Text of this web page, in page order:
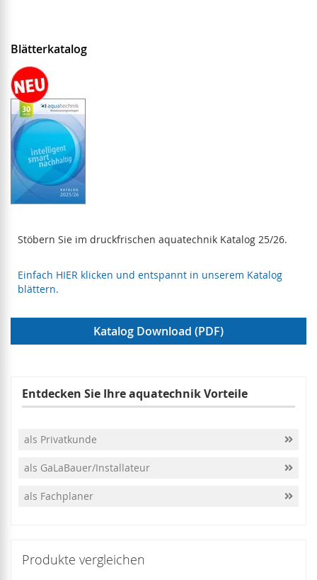
Blätterkatalog
Stöbern Sie im druckfrischen aquatechnik Katalog 25/26.
Einfach HIER klicken und entspannt in unserem Katalog
blättern.
Katalog Download (PDF)
Entdecken Sie Ihre aquatechnik Vorteile
als Privatkunde
als GaLaBauer/Installateur
als Fachplaner
Produkte vergleichen